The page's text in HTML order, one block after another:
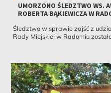
UMORZONO ŚLEDZTWO WS.
ROBERTA BĄKIEWICZA W
Śledztwo w sprawie zajść z
Rady Miejskiej w Radomiu